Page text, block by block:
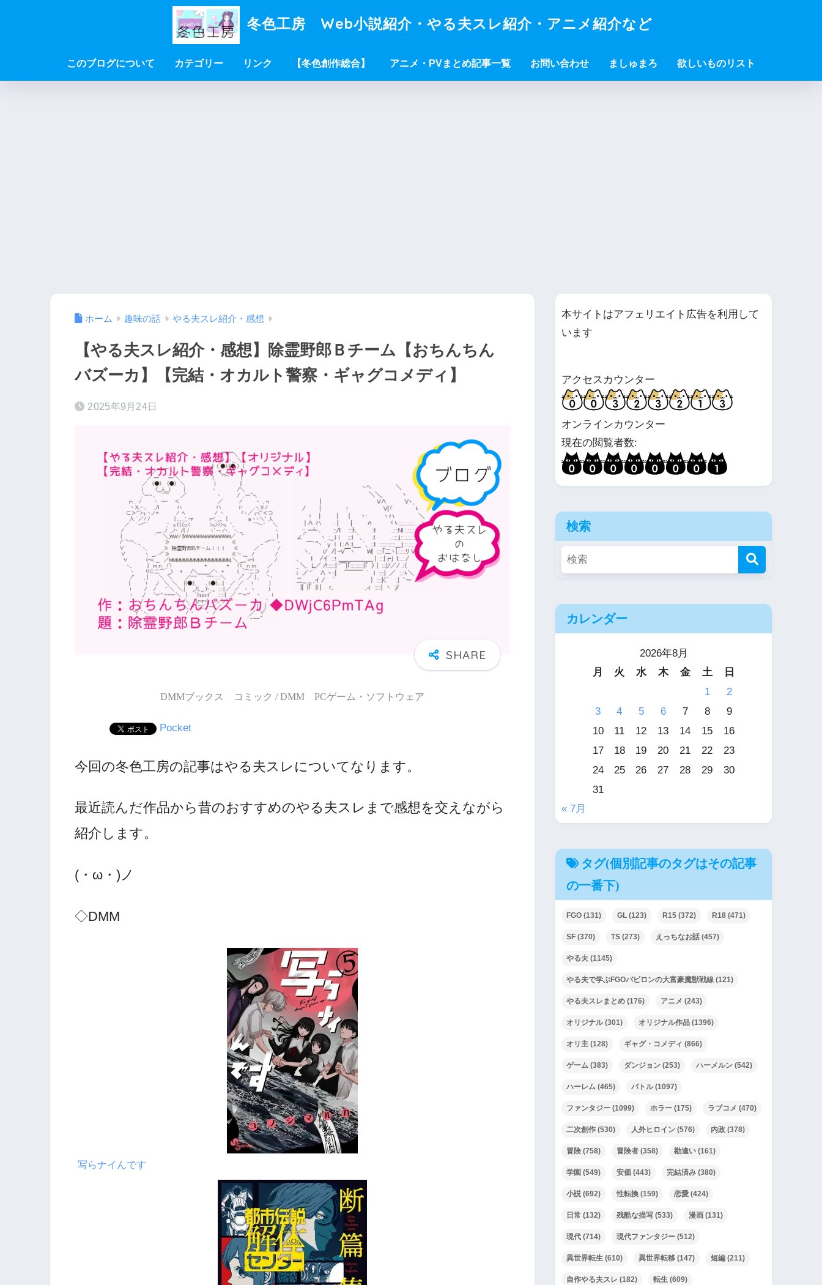
冬色工房 Web小説紹介・やる夫スレ紹介・アニメ紹介など
このブログについて カテゴリー リンク 【冬色創作総合】 アニメ・PVまとめ記事一覧 お問い合わせ ましゅまろ 欲しいものリスト
ホーム 趣味の話 やる夫スレ紹介・感想
【やる夫スレ紹介・感想】除霊野郎Ｂチーム【おちんちん
バズーカ】【完結・オカルト警察・ギャグコメディ】
2025年9月24日
DMMブックス コミック / DMM PCゲーム・ソフトウェア
Pocket
今回の冬色工房の記事はやる夫スレについてなります。
最近読んだ作品から昔のおすすめのやる夫スレまで感想を交えながら
紹介します。
(・ω・)ノ
◇DMM
写らナイんです
本サイトはアフェリエイト広告を利用して
います
アクセスカウンター
オンラインカウンター
現在の閲覧者数:
検索
カレンダー
2026年8月
月
火 水 木 金 土
日
1
2
3
4 5 6 7 8
9
10
11 12 13 14 15
16
17
18 19 20 21 22
23
24
25 26 27 28 29
30
31
« 7月
タグ(個別記事のタグはその記事
の一番下)
FGO (131) GL (123) R15 (372) R18 (471)
SF (370) TS (273) えっちなお話 (457)
やる夫 (1145)
やる夫で学ぶFGOバビロンの大富豪魔獣戦線 (121)
やる夫スレまとめ (176) アニメ (243)
オリジナル(301) オリジナル作品 (1396)
オリ主 (128) ギャグ・コメディ (866)
ゲーム (383) ダンジョン (253) ハーメルン (542)
ハーレム (465) バトル(1097)
ファンタジー (1099) ホラー (175) ラブコメ (470)
二次創作 (530) 人外ヒロイン (576) 内政 (378)
冒険 (758) 冒険者 (358) 勘違い (161)
学園 (549) 安価 (443) 完結済み (380)
小説(692) 性転換 (159) 恋愛 (424)
日常 (132) 残酷な描写 (533) 漫画 (131)
現代 (714) 現代ファンタジー (512)
異世界転生 (610) 異世界転移 (147) 短編 (211)
自作やる夫スレ (182) 転生 (609)